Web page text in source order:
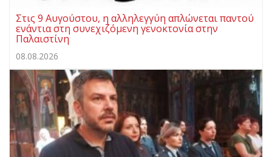
Στις 9 Αυγούστου, η αλληλεγγύη απλώνεται παντού
ενάντια στη συνεχιζόμενη γενοκτονία στην
Παλαιστίνη
08.08.2026